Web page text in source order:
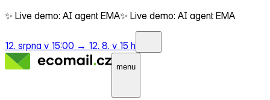
✨ Live demo: AI agent EMA✨ Live demo: AI agent EMA
12. srpna v 15:00 → 12. 8. v 15 h
menu